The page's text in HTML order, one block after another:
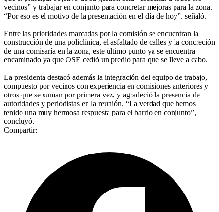
vecinos” y trabajar en conjunto para concretar mejoras para la zona.
“Por eso es el motivo de la presentación en el día de hoy”, señaló.
Entre las prioridades marcadas por la comisión se encuentran la
construcción de una policlínica, el asfaltado de calles y la concreción
de una comisaría en la zona, este último punto ya se encuentra
encaminado ya que OSE cedió un predio para que se lleve a cabo.
La presidenta destacó además la integración del equipo de trabajo,
compuesto por vecinos con experiencia en comisiones anteriores y
otros que se suman por primera vez, y agradeció la presencia de
autoridades y periodistas en la reunión. “La verdad que hemos
tenido una muy hermosa respuesta para el barrio en conjunto”,
concluyó.
Compartir: